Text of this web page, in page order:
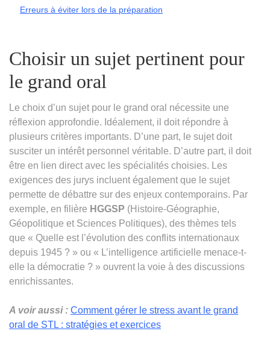
Erreurs à éviter lors de la préparation
Choisir un sujet pertinent pour
le grand oral
Le choix d’un sujet pour le grand oral nécessite une
réflexion approfondie. Idéalement, il doit répondre à
plusieurs critères importants. D’une part, le sujet doit
susciter un intérêt personnel véritable. D’autre part, il doit
être en lien direct avec les spécialités choisies. Les
exigences des jurys incluent également que le sujet
permette de débattre sur des enjeux contemporains. Par
exemple, en filière HGGSP (Histoire-Géographie,
Géopolitique et Sciences Politiques), des thèmes tels
que « Quelle est l’évolution des conflits internationaux
depuis 1945 ? » ou « L’intelligence artificielle menace-t-
elle la démocratie ? » ouvrent la voie à des discussions
enrichissantes.
A voir aussi : Comment gérer le stress avant le grand
oral de STL : stratégies et exercices